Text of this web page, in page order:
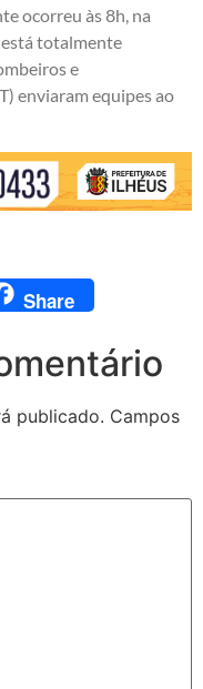
ocorreu às 8h, na
totalmente
e
enviaram equipes ao
Share
publicado. Campos